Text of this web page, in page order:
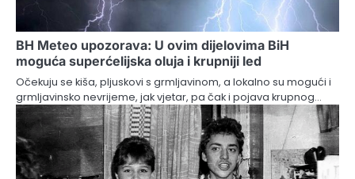
BH Meteo upozorava: U ovim dijelovima BiH
moguća superćelijska oluja i krupniji led
Očekuju se kiša, pljuskovi s grmljavinom, a lokalno su mogući i
grmljavinsko nevrijeme, jak vjetar, pa čak i pojava krupnog…